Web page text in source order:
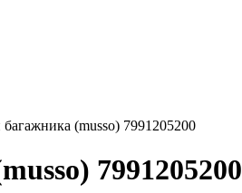
(musso) 7991205200
7991205200